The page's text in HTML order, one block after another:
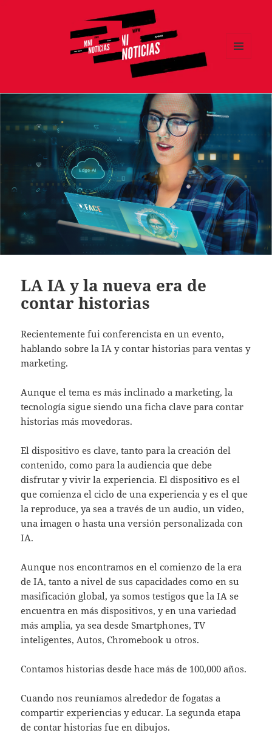
LA IA y la nueva era de
contar historias
Recientemente fui conferencista en un evento,
hablando sobre la IA y contar historias para ventas y
marketing.
Aunque el tema es más inclinado a marketing, la
tecnología sigue siendo una ficha clave para contar
historias más movedoras.
El dispositivo es clave, tanto para la creación del
contenido, como para la audiencia que debe
disfrutar y vivir la experiencia. El dispositivo es el
que comienza el ciclo de una experiencia y es el que
la reproduce, ya sea a través de un audio, un video,
una imagen o hasta una versión personalizada con
IA.
Aunque nos encontramos en el comienzo de la era
de IA, tanto a nivel de sus capacidades como en su
masificación global, ya somos testigos que la IA se
encuentra en más dispositivos, y en una variedad
más amplia, ya sea desde Smartphones, TV
inteligentes, Autos, Chromebook u otros.
Contamos historias desde hace más de 100,000 años.
Cuando nos reuníamos alrededor de fogatas a
compartir experiencias y educar. La segunda etapa
de contar historias fue en dibujos.